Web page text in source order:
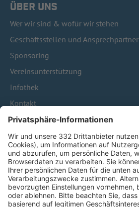
ÜBER UNS
Wer wir sind & wofür wir stehen
Geschäftsstellen und Ansprechpartner
Sponsoring
Vereinsunterstützung
Infothek
Kontakt
HÄUFIG BESUCHTE SEITEN
Pässe und Vereinswechsel
Trainerausbildung
Schulungsangebot Vereinsmitarbeiter
BFV-Geschäftsstellen